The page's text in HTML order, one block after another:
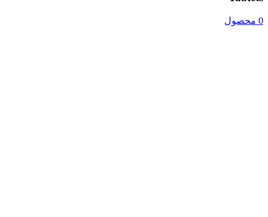
0 محصول